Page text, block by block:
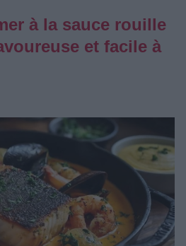
à la sauce rouille
et facile à